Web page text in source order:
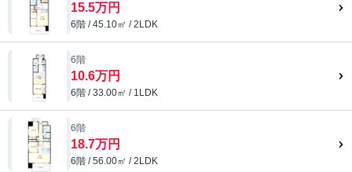
15.5万円
6階 / 45.10㎡ / 2LDK
6階
10.6万円
6階 / 33.00㎡ / 1LDK
6階
18.7万円
6階 / 56.00㎡ / 2LDK